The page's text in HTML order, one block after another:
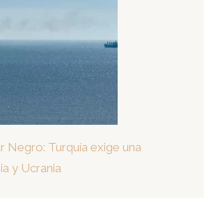
Negro: Turquía exige una
y Ucrania